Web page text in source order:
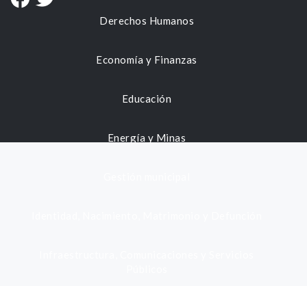
Derechos Humanos
Economía y Finanzas
Educación
Energía y Minas